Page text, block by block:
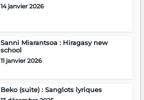
14 janvier 2026
Sanni Miarantsoa : Hiragasy new
school
11 janvier 2026
Beko (suite) : Sanglots lyriques